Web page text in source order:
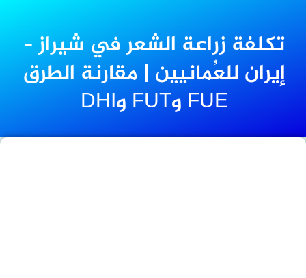
تكلفة زراعة الشعر في شيراز –
إيران للعُمانيين | مقارنة الطرق
FUE وFUT وDHI